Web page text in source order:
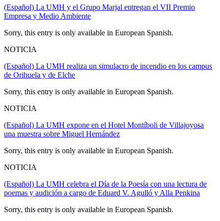
(Español) La UMH y el Grupo Marjal entregan el VII Premio
Empresa y Medio Ambiente
Sorry, this entry is only available in European Spanish.
NOTICIA
(Español) La UMH realiza un simulacro de incendio en los campus
de Orihuela y de Elche
Sorry, this entry is only available in European Spanish.
NOTICIA
(Español) La UMH expone en el Hotel Montíboli de Villajoyosa
una muestra sobre Miguel Hernández
Sorry, this entry is only available in European Spanish.
NOTICIA
(Español) La UMH celebra el Día de la Poesía con una lectura de
poemas y audición a cargo de Eduard V. Agulló y Alla Penkina
Sorry, this entry is only available in European Spanish.